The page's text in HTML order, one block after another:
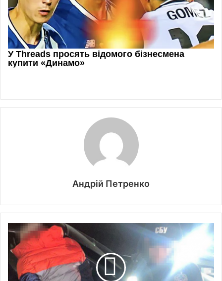
Андрій Петренко